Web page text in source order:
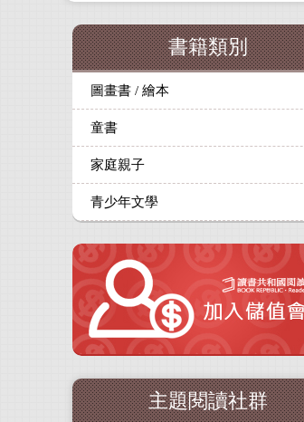
書籍類別
圖畫書 / 繪本
童書
家庭親子
青少年文學
主題閱讀社群